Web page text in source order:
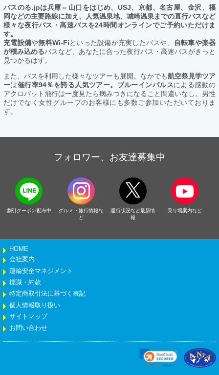
バスのる.jpは兵庫⇔山口をはじめ、USJ、京都、名古屋、金沢、福
岡などの主要路線に加え、人気温泉地、城崎温泉までの直行バスなど
様々な夜行バス・高速バスを24時間オンラインでご予約いただけま
す。
充電設備や無料Wi-Fiといった設備が充実したバスや、
自転車や楽器
が積み込めるバスなど、あなたに合った夜行バス・高速バスがきっと
見つかるはず。
また、バスを利用した様々なツアーも展開。なかでも航空祭見学ツア
ーは催行率94％を誇る人気ツアー。ブルーインパルスによる感動の
アクロバット飛行は一度見たら病みつきになること間違いなし。男性
だけでなく女性グループのお客様にも多数ご参加いただいておりま
す。
フォロワー、お友達募集中
割引クーポン配布中
グルメ・旅行情報な
ど
運行状況など最新情
報
乗り場案内など
HOME
会社案内
運輸安全マネジメント
標識・約款
特定商取引法に基づく表記
個人情報取り扱い
サイトマップ
お問い合わせ